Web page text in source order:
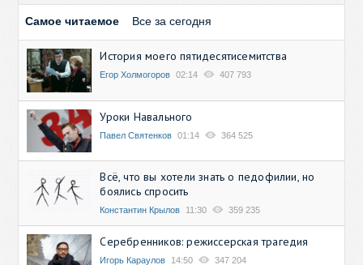
Самое читаемое Все за сегодня
История моего пятидесятисемитства
Егор Холмогоров 02:14 407 793
Уроки Навального
Павел Святенков 01:14 364 525
Всё, что вы хотели знать о педофилии, но
боялись спросить
Константин Крылов 11:30 359 235
Серебренников: режиссерская трагедия
Игорь Караулов 14:50 347 204